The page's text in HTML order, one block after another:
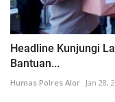
Headline Kunjungi
Bantuan...
Humas Polres Alor Jan 28,